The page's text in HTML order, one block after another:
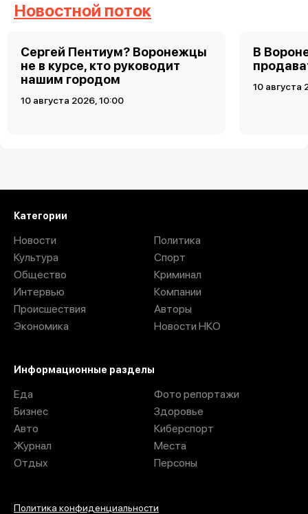
Новостной поток
Сергей Пентиум? Воронежцы
не в курсе, кто руководит
нашим городом
10 августа 2026, 10:00
В
10 августа
Категории
Новости
Культура
Общество
Интервью
Происшествия
Экономика
Политика
Спорт
Криминал
Компании
Авторы
Новости НКО
Информационные разделы
Еда
Бизнес
Авто
Журнал
Отдых
Фото репортажи
Здоровье
Киберспорт
Места
Персоны
Политика конфиденциальности